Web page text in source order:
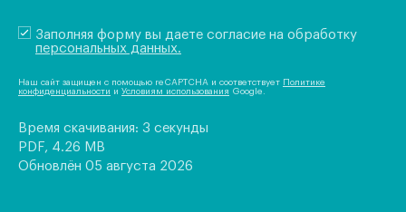
Заполняя форму вы даете согласие на обработку
персональных данных.
Наш сайт защищен с помощью reCAPTCHA и соответствует Политике
конфиденциальности и Условиям использования Google.
Время скачивания: 3 секунды
PDF, 4.26 MB
Обновлён 05 августа 2026